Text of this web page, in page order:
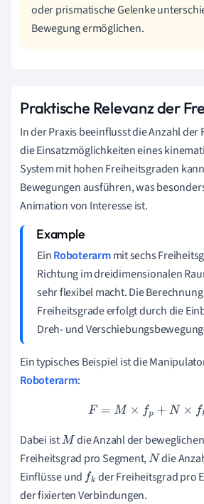
oder prismatische Gelenke
Bewegung ermöglichen.
Praktische Relevanz der
In der Praxis beeinflusst die Anzahl
die Einsatzmöglichkeiten eines
System mit hohen Freiheitsgraden
Bewegungen ausführen, was
Animation von Interesse ist.
EinRoboterarmmit sechs
Richtung im dreidimensionalen
sehr flexibel macht. Die
Freiheitsgrade erfolgt durch die
Dreh- und
Ein typisches Beispiel ist die
Roboterarm:
F =M ×fp+N×fk −J
Dabei istM die Anzahl der
Freiheitsgrad pro Segment,N die
Einflüsse und fk der Freiheitsgrad pro
der fixierten Verbindungen.